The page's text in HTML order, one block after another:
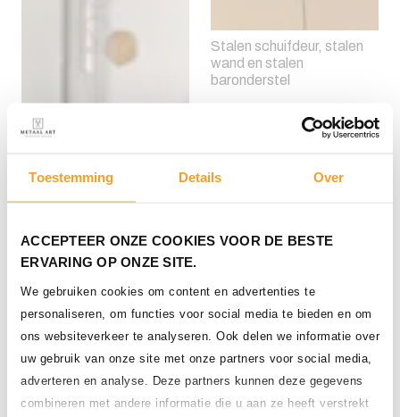
Toestemming Details Over
ACCEPTEER ONZE COOKIES VOOR DE BESTE
ERVARING OP ONZE SITE.
We gebruiken cookies om content en advertenties te
personaliseren, om functies voor social media te bieden en om
ons websiteverkeer te analyseren. Ook delen we informatie over
uw gebruik van onze site met onze partners voor social media,
adverteren en analyse. Deze partners kunnen deze gegevens
combineren met andere informatie die u aan ze heeft verstrekt
Stalen schuifdeur, stalen
wand en stalen
baronderstel